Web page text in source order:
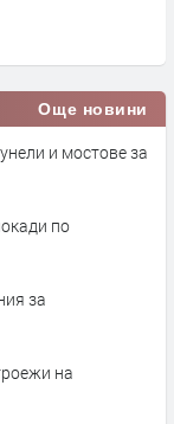
Още новини
и мостове за
по
за
на